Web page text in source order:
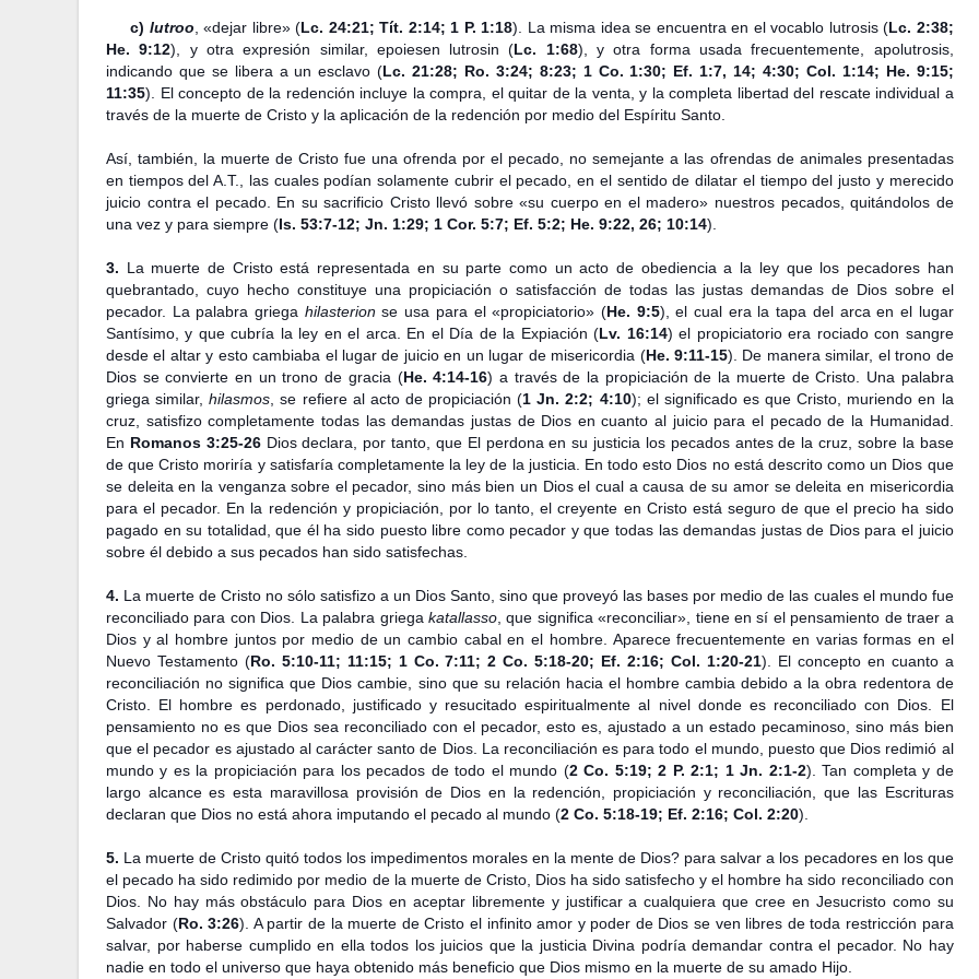
c) lutroo , «dejar libre» (Lc. 24:21; Tít. 2:14; 1 P. 1:18). La misma idea se encuentra en el vocablo lutrosis (Lc. 2:38;
He. 9:12), y otra expresión similar, epoiesen lutrosin (Lc. 1:68), y otra forma usada frecuentemente, apolutrosis,
indicando que se libera a un esclavo (Lc. 21:28; Ro. 3:24; 8:23; 1 Co. 1:30; Ef. 1:7, 14; 4:30; Col. 1:14; He. 9:15;
11:35). El concepto de la redención incluye la compra, el quitar de la venta, y la completa libertad del rescate individual a
través de la muerte de Cristo y la aplicación de la redención por medio del Espíritu Santo.
Así, también, la muerte de Cristo fue una ofrenda por el pecado, no semejante a las ofrendas de animales presentadas
en tiempos del A.T., las cuales podían solamente cubrir el pecado, en el sentido de dilatar el tiempo del justo y merecido
juicio contra el pecado. En su sacrificio Cristo llevó sobre «su cuerpo en el madero» nuestros pecados, quitándolos de
una vez y para siempre (Is. 53:7-12; Jn. 1:29; 1 Cor. 5:7; Ef. 5:2; He. 9:22, 26; 10:14).
3. La muerte de Cristo está representada en su parte como un acto de obediencia a la ley que los pecadores han
quebrantado, cuyo hecho constituye una propiciación o satisfacción de todas las justas demandas de Dios sobre el
pecador. La palabra griega hilasterion se usa para el «propiciatorio» (He. 9:5), el cual era la tapa del arca en el lugar
Santísimo, y que cubría la ley en el arca. En el Día de la Expiación (Lv. 16:14) el propiciatorio era rociado con sangre
desde el altar y esto cambiaba el lugar de juicio en un lugar de misericordia (He. 9:11-15). De manera similar, el trono de
Dios se convierte en un trono de gracia (He. 4:14-16) a través de la propiciación de la muerte de Cristo. Una palabra
griega similar,hilasmos , se refiere al acto de propiciación (1 Jn. 2:2; 4:10); el significado es que Cristo, muriendo en la
cruz, satisfizo completamente todas las demandas justas de Dios en cuanto al juicio para el pecado de la Humanidad.
En Romanos 3:25-26Dios declara, por tanto, que El perdona en su justicia los pecados antes de la cruz, sobre la base
de que Cristo moriría y satisfaría completamente la ley de la justicia. En todo esto Dios no está descrito como un Dios que
se deleita en la venganza sobre el pecador, sino más bien un Dios el cual a causa de su amor se deleita en misericordia
para el pecador. En la redención y propiciación, por lo tanto, el creyente en Cristo está seguro de que el precio ha sido
pagado en su totalidad, que él ha sido puesto libre como pecador y que todas las demandas justas de Dios para el juicio
sobre él debido a sus pecados han sido satisfechas.
4. La muerte de Cristo no sólo satisfizo a un Dios Santo, sino que proveyó las bases por medio de las cuales el mundo fue
reconciliado para con Dios. La palabra griega katallasso, que significa «reconciliar», tiene en sí el pensamiento de traer a
Dios y al hombre juntos por medio de un cambio cabal en el hombre. Aparece frecuentemente en varias formas en el
Nuevo Testamento (Ro. 5:10-11; 11:15; 1 Co. 7:11; 2 Co. 5:18-20; Ef. 2:16; Col. 1:20-21). El concepto en cuanto a
reconciliación no significa que Dios cambie, sino que su relación hacia el hombre cambia debido a la obra redentora de
Cristo. El hombre es perdonado, justificado y resucitado espiritualmente al nivel donde es reconciliado con Dios. El
pensamiento no es que Dios sea reconciliado con el pecador, esto es, ajustado a un estado pecaminoso, sino más bien
que el pecador es ajustado al carácter santo de Dios. La reconciliación es para todo el mundo, puesto que Dios redimió al
mundo y es la propiciación para los pecados de todo el mundo (2 Co. 5:19; 2 P. 2:1; 1 Jn. 2:1-2). Tan completa y de
largo alcance es esta maravillosa provisión de Dios en la redención, propiciación y reconciliación, que las Escrituras
declaran que Dios no está ahora imputando el pecado al mundo (2 Co. 5:18-19; Ef. 2:16; Col. 2:20).
5. La muerte de Cristo quitó todos los impedimentos morales en la mente de Dios? para salvar a los pecadores en los que
el pecado ha sido redimido por medio de la muerte de Cristo, Dios ha sido satisfecho y el hombre ha sido reconciliado con
Dios. No hay más obstáculo para Dios en aceptar libremente y justificar a cualquiera que cree en Jesucristo como su
Salvador (Ro. 3:26). A partir de la muerte de Cristo el infinito amor y poder de Dios se ven libres de toda restricción para
salvar, por haberse cumplido en ella todos los juicios que la justicia Divina podría demandar contra el pecador. No hay
nadie en todo el universo que haya obtenido más beneficio que Dios mismo en la muerte de su amado Hijo.